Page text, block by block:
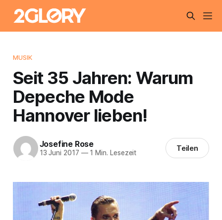
MUSIK
Seit 35 Jahren: Warum
Depeche Mode
Hannover lieben!
Josefine Rose
13 Juni 2017 —1 Min. Lesezeit Teilen